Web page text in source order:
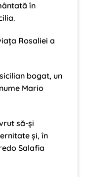
în
Rosaliei a
bogat, un
Mario
să-și
și, în
Salafia